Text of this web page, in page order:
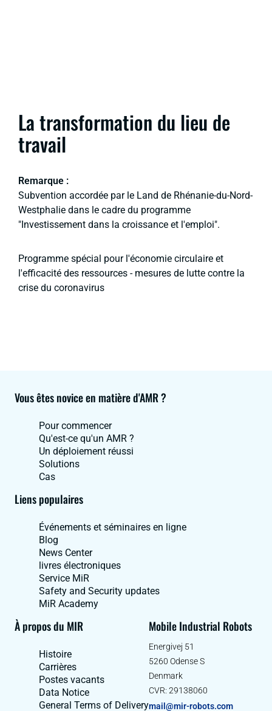
La transformation du lieu de
travail
Remarque :
Subvention accordée par le Land de Rhénanie-du-Nord-
Westphalie dans le cadre du programme
"Investissement dans la croissance et l'emploi".
Programme spécial pour l'économie circulaire et
l'efficacité des ressources - mesures de lutte contre la
crise du coronavirus
Vous êtes novice en matière d'AMR ?
Pour commencer
Qu'est-ce qu'un AMR ?
Un déploiement réussi
Solutions
Cas
Liens populaires
Événements et séminaires en ligne
Blog
News Center
livres électroniques
Service MiR
Safety and Security updates
MiR Academy
À propos du MIR
Histoire
Carrières
Postes vacants
Data Notice
General Terms of Delivery
Mobile Industrial Robots
Energivej 51
5260 Odense S
Denmark
CVR: 29138060
mail@mir-robots.com